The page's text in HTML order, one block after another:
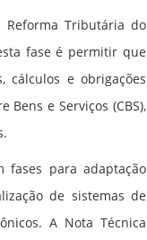
Tributária do
fase é permitir que
cálculos e obrigações
Bens e Serviços (CBS),
fases para adaptação
de sistemas de
A Nota Técnica